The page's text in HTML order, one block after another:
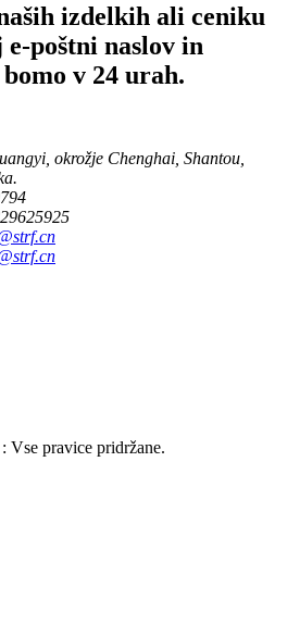
izdelkih ali ceniku
poštni naslov in
v 24 urah.
okrožje Chenghai, Shantou,
pravice pridržane.